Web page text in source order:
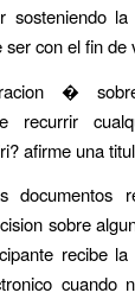
sosteniendo
con el fin de
�
recurrir
afirme una
documentos
sobre
recibe
cuando